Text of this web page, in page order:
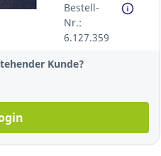
100g, schwarz,
Packung à 100
Stück
Bestell-
Nr.:
6.127.359
Kunde?